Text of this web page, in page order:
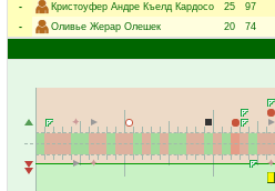
-
Кристоуфер Андре Къелд Кардосо 25 97
-
Оливье Жерар Олешек 20 74